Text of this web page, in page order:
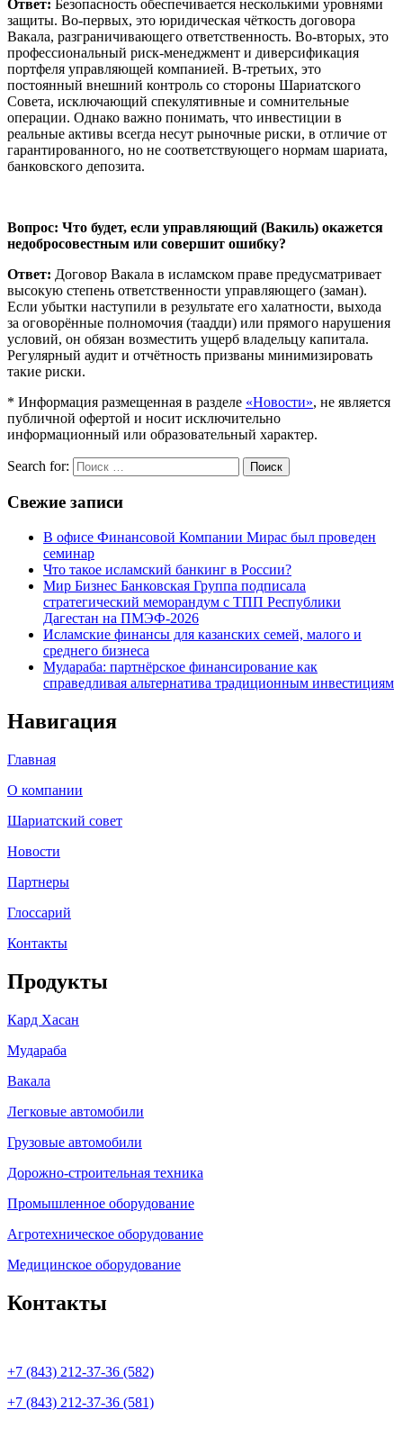
Ответ: Безопасность обеспечивается несколькими уровнями
защиты. Во-первых, это юридическая чёткость договора
Вакала, разграничивающего ответственность. Во-вторых, это
профессиональный риск-менеджмент и диверсификация
портфеля управляющей компанией. В-третьих, это
постоянный внешний контроль со стороны Шариатского
Совета, исключающий спекулятивные и сомнительные
операции. Однако важно понимать, что инвестиции в
реальные активы всегда несут рыночные риски, в отличие от
гарантированного, но не соответствующего нормам шариата,
банковского депозита.
Вопрос: Что будет, если управляющий (Вакиль) окажется
недобросовестным или совершит ошибку?
Ответ: Договор Вакала в исламском праве предусматривает
высокую степень ответственности управляющего (заман).
Если убытки наступили в результате его халатности, выхода
за оговорённые полномочия (таадди) или прямого нарушения
условий, он обязан возместить ущерб владельцу капитала.
Регулярный аудит и отчётность призваны минимизировать
такие риски.
* Информация размещенная в разделе «Новости», не является
публичной офертой и носит исключительно
информационный или образовательный характер.
Search for: Поиск
Свежие записи
В офисе Финансовой Компании Мирас был проведен
семинар
Что такое исламский банкинг в России?
Мир Бизнес Банковская Группа подписала
стратегический меморандум с ТПП Республики
Дагестан на ПМЭФ-2026
Исламские финансы для казанских семей, малого и
среднего бизнеса
Мудараба: партнёрское финансирование как
справедливая альтернатива традиционным инвестициям
Навигация
Главная
О компании
Шариатский совет
Новости
Партнеры
Глоссарий
Контакты
Продукты
Кард Хасан
Мудараба
Вакала
Легковые автомобили
Грузовые автомобили
Дорожно-строительная техника
Промышленное оборудование
Агротехническое оборудование
Медицинское оборудование
Контакты
+7 (843) 212-37-36 (582)
+7 (843) 212-37-36 (581)